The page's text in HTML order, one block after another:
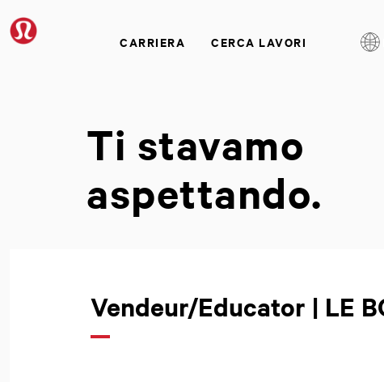
CARRIERA CERCA LAVORI
Ti stavamo
aspettando.
Vendeur/Educator | LE